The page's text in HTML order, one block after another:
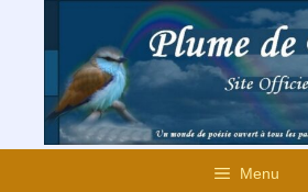
contenu
Menu